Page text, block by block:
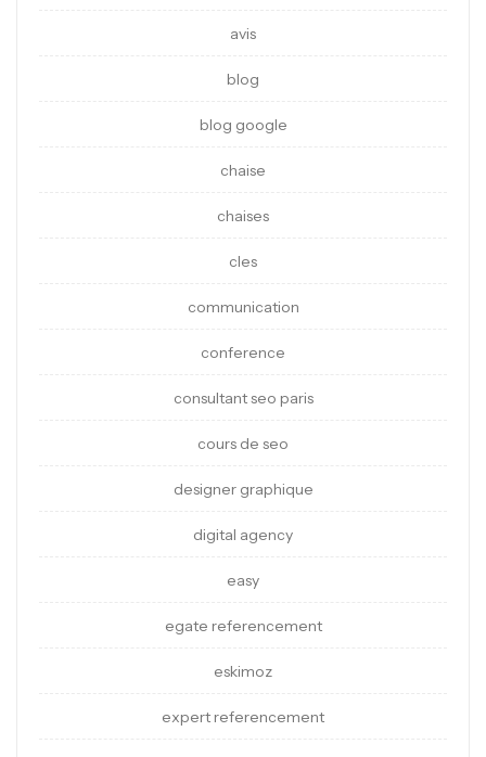
avis
blog
blog google
chaise
chaises
cles
communication
conference
consultant seo paris
cours de seo
designer graphique
digital agency
easy
egate referencement
eskimoz
expert referencement